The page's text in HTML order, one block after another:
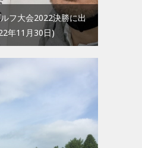
フ大会2022決勝に出
年11月30日